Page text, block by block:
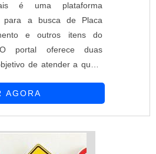
é uma plataforma
para a busca de Placa
e outros itens do
portal oferece duas
de atender a quem
interesse na divulgação
AGORA